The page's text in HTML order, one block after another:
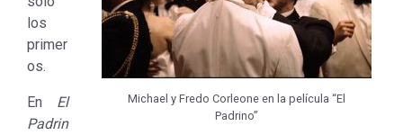
Michael y Fredo Corleone en la película “El
Padrino”
los
primer
os.
En El
Padrin